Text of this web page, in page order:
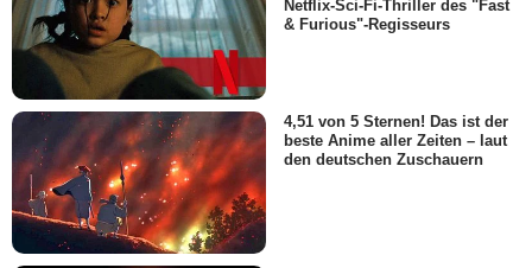
Netflix-Sci-Fi-Thriller des "Fast
& Furious"-Regisseurs
4,51 von 5 Sternen! Das ist der
beste Anime aller Zeiten – laut
den deutschen Zuschauern